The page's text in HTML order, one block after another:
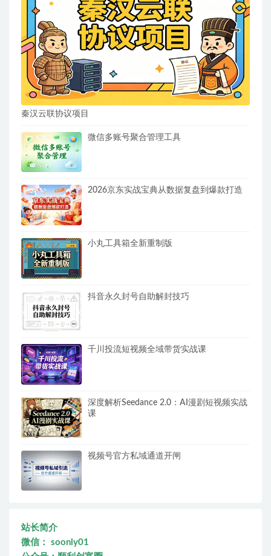
秦汉云联协议项目
微信多账号聚合管理工具
2026京东实战宝典从数据复盘到爆款打造
小丸工具箱全新重制版
抖音永久封号自助解封技巧
千川投流短视频全域带货实战课
深度解析Seedance 2.0：AI漫剧短视频实战
课
视频号官方私域通道开闸
站长简介
微信： soonly01